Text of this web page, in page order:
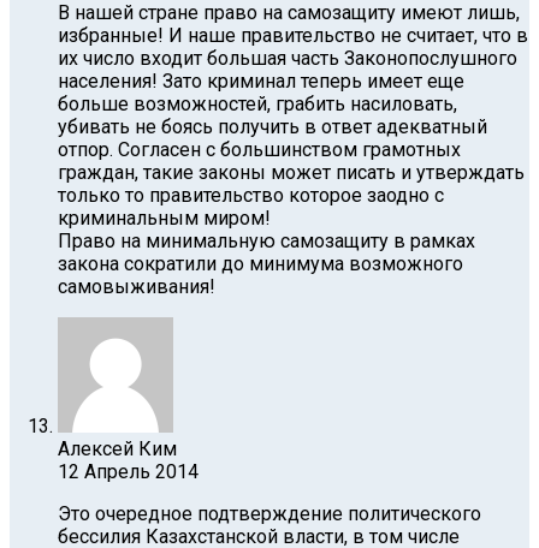
В нашей стране право на самозащиту имеют лишь,
избранные! И наше правительство не считает, что в
их число входит большая часть Законопослушного
населения! Зато криминал теперь имеет еще
больше возможностей, грабить насиловать,
убивать не боясь получить в ответ адекватный
отпор. Согласен с большинством грамотных
граждан, такие законы может писать и утверждать
только то правительство которое заодно с
криминальным миром!
Право на минимальную самозащиту в рамках
закона сократили до минимума возможного
самовыживания!
Алексей Ким
12 Апрель 2014
Это очередное подтверждение политического
бессилия Казахстанской власти, в том числе